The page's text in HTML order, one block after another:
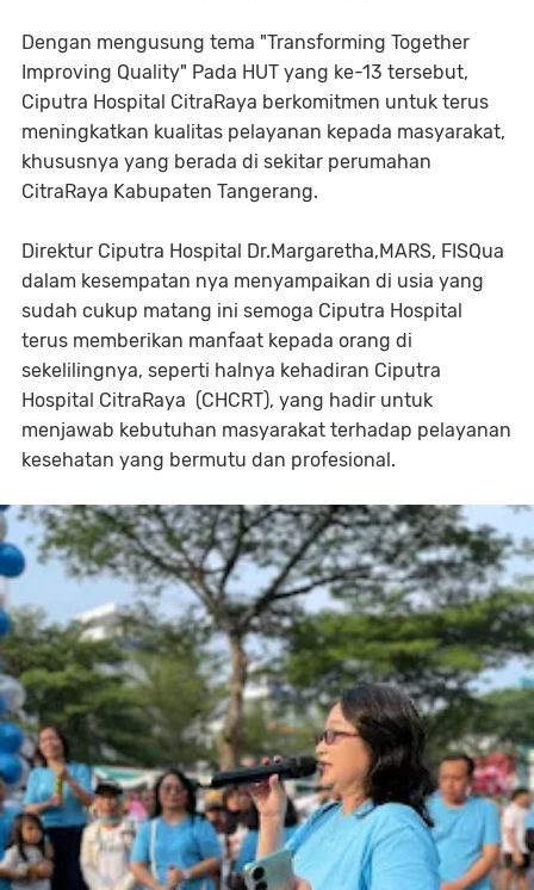
Dengan mengusung tema "Transforming Together
Improving Quality" Pada HUT yang ke-13 tersebut,
Ciputra Hospital CitraRaya berkomitmen untuk terus
meningkatkan kualitas pelayanan kepada masyarakat,
khususnya yang berada di sekitar perumahan
CitraRaya Kabupaten Tangerang.
Direktur Ciputra Hospital Dr.Margaretha,MARS, FISQua
dalam kesempatan nya menyampaikan di usia yang
sudah cukup matang ini semoga Ciputra Hospital
terus memberikan manfaat kepada orang di
sekelilingnya, seperti halnya kehadiran Ciputra
Hospital CitraRaya (CHCRT), yang hadir untuk
menjawab kebutuhan masyarakat terhadap pelayanan
kesehatan yang bermutu dan profesional.